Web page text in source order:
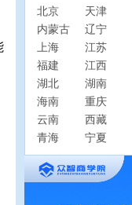
北京 天津
内蒙古
辽宁
上海
江苏
福建
江西
湖北
湖南
海南
重庆
云南
西藏
青海
宁夏